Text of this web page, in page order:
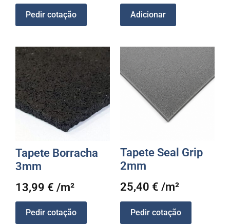
Pedir cotação Adicionar
Tapete Borracha
3mm
13,99 € /m²
Pedir cotação
Tapete Seal Grip
2mm
25,40 € /m²
Pedir cotação